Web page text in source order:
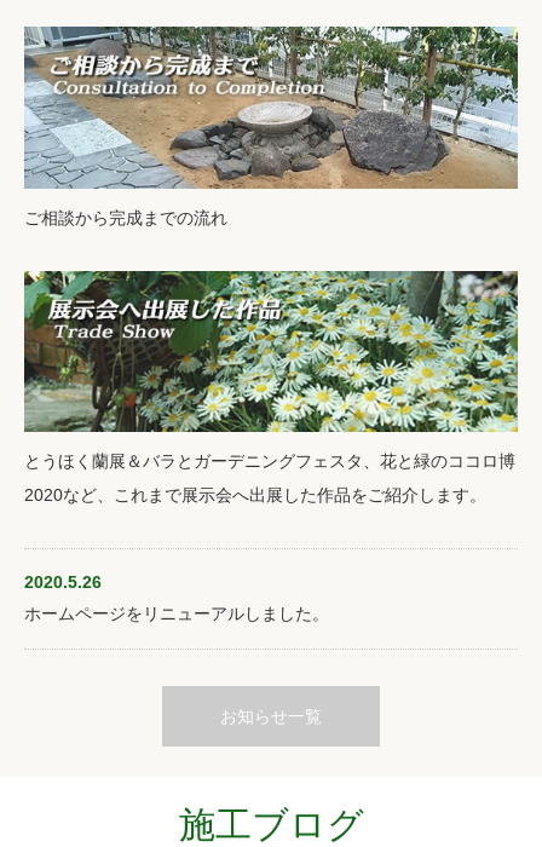
ご相談から完成までの流れ
とうほく蘭展＆バラとガーデニングフェスタ、花と緑のココロ博
2020など、これまで展示会へ出展した作品をご紹介します。
2020.5.26
ホームページをリニューアルしました。
お知らせ一覧
施工ブログ